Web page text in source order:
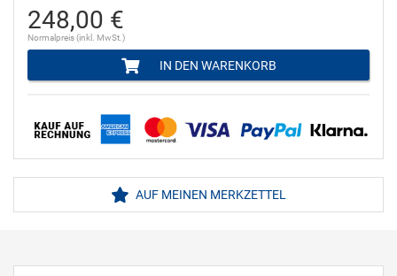
248,00 €
Normalpreis (inkl. MwSt.)
IN DEN WARENKORB
AUF MEINEN MERKZETTEL